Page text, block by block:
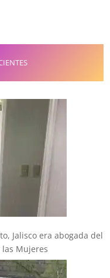
Jalisco era abogada del
las Mujeres